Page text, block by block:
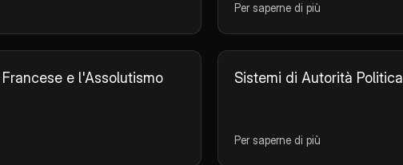
Per saperne di più
Francese e l'Assolutismo
Sistemi di Autorità Politica
Per saperne di più